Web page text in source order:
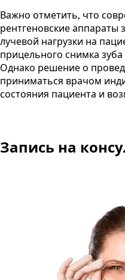
Важно отметить, что
рентгеновские аппараты
лучевой нагрузки на
прицельного снимка
Однако решение о
приниматься врачом
состояния пациента и
Запись на